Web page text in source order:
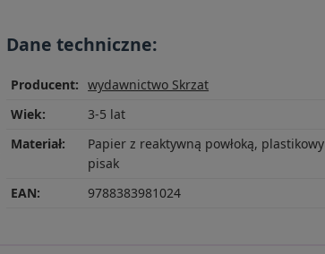
Dane techniczne:
Producent: wydawnictwo Skrzat
Wiek:
3-5 lat
Materiał:
Papier z reaktywną powłoką, plastikowy
pisak
EAN:
9788383981024